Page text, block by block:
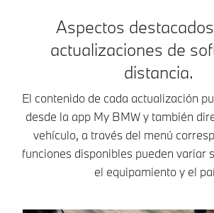
Aspectos
actualizaciones de
distancia.
El contenido de cada actualización
desde la app My BMW y también
vehículo, a través del menú
funciones disponibles pueden variar
el equipamiento y el